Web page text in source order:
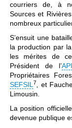
courriers de, à
Sources et
nombreux
S’ensuit une
la production par
les mérites de
Président de l’
Propriétaires
SEFSIL7, et
Limousin.
La position
devenue publique